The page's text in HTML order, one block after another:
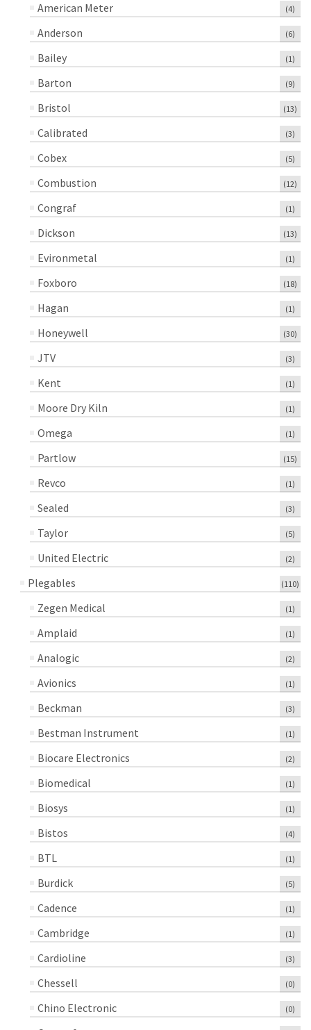
American Meter (4)
Anderson (6)
Bailey (1)
Barton (9)
Bristol (13)
Calibrated (3)
Cobex (5)
Combustion (12)
Congraf (1)
Dickson (13)
Evironmetal (1)
Foxboro (18)
Hagan (1)
Honeywell (30)
JTV (3)
Kent (1)
Moore Dry Kiln (1)
Omega (1)
Partlow (15)
Revco (1)
Sealed (3)
Taylor (5)
United Electric (2)
Plegables (110)
Zegen Medical (1)
Amplaid (1)
Analogic (2)
Avionics (1)
Beckman (3)
Bestman Instrument (1)
Biocare Electronics (2)
Biomedical (1)
Biosys (1)
Bistos (4)
BTL (1)
Burdick (5)
Cadence (1)
Cambridge (1)
Cardioline (3)
Chessell (0)
Chino Electronic (0)